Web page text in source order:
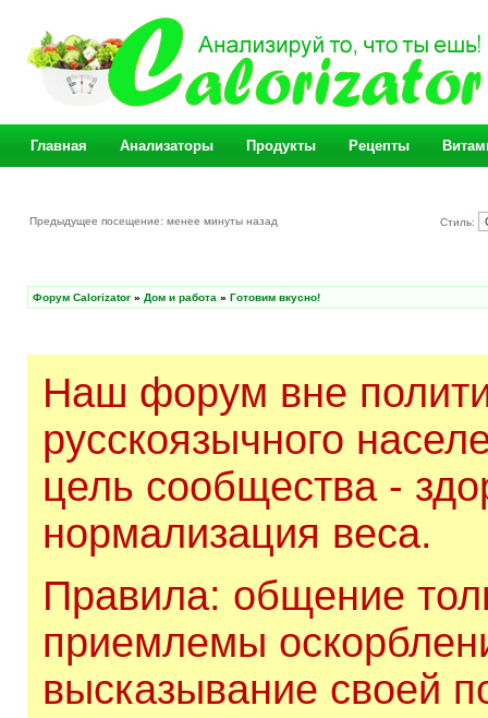
Главная Анализаторы Продукты Рецепты
Предыдущее посещение: менее минуты назад Стиль:
Форум Calorizator » Дом и работа » Готовим вкусно!
Наш форум вне
русскоязычного
цель сообщества -
нормализация веса.
Правила: общение
приемлемы
высказывание своей